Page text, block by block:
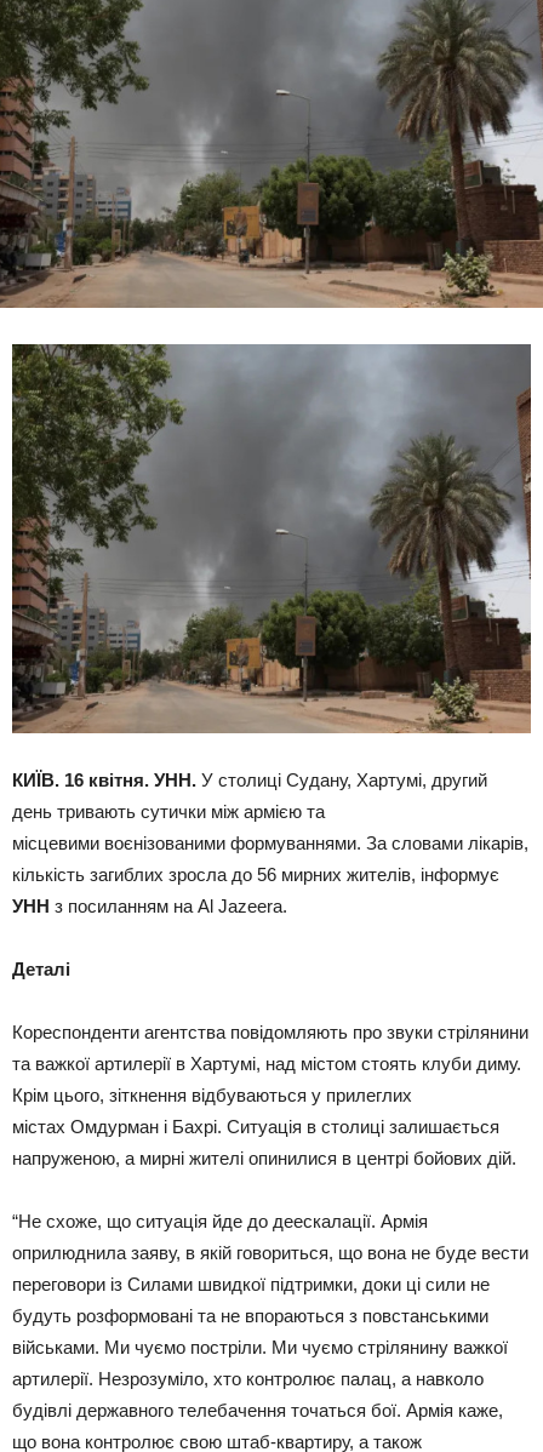
КИЇВ. 16 квітня. УНН. У столиці Судану, Хартумі, другий
день тривають сутички між армією та
місцевими воєнізованими формуваннями. За словами лікарів,
кількість загиблих зросла до 56 мирних жителів, інформує
УНН з посиланням на Al Jazeera.
Деталі
Кореспонденти агентства повідомляють про звуки стрілянини
та важкої артилерії в Хартумі, над містом стоять клуби диму.
Крім цього, зіткнення відбуваються у прилеглих
містах Омдурман і Бахрі. Ситуація в столиці залишається
напруженою, а мирні жителі опинилися в центрі бойових дій.
“Не схоже, що ситуація йде до деескалації. Армія
оприлюднила заяву, в якій говориться, що вона не буде вести
переговори із Силами швидкої підтримки, доки ці сили не
будуть розформовані та не впораються з повстанськими
військами. Ми чуємо постріли. Ми чуємо стрілянину важкої
артилерії. Незрозуміло, хто контролює палац, а навколо
будівлі державного телебачення точаться бої. Армія каже,
що вона контролює свою штаб-квартиру, а також